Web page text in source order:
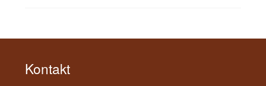
Kontakt